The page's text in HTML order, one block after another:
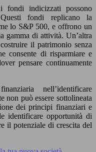
indicizzati possono
Questi fondi replicano la
lo S&P 500, e offrono un
gamma di attività. Un’altra
il patrimonio senza
consente di risparmiare e
pensare continuamente
nell’identificare
non può essere sottolineata
dei principi finanziari e
identificare opportunità di
il potenziale di crescita del